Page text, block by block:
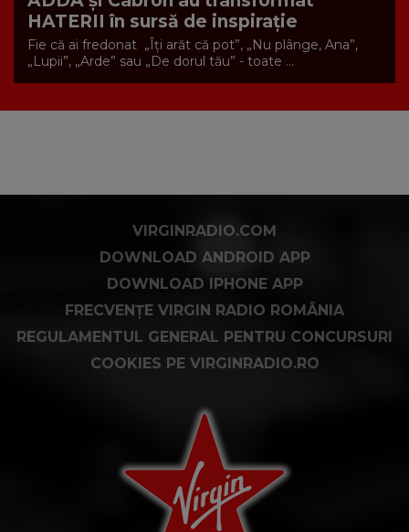
HATERII în sursă de inspirație
Fie că ai fredonat „Îți arăt că pot”, „Nu plânge, Ana”,
„Lupii”, „Arde” sau „De dorul tău” - toate ...
VIRGINRADIO.COM
DOWNLOAD ANDROID APP
DOWNLOAD IPHONE APP
FRECVENȚE VIRGIN RADIO ROMÂNIA
REGULAMENTUL GENERAL PENTRU CONCURSURI
COOKIES PE VIRGINRADIO.RO